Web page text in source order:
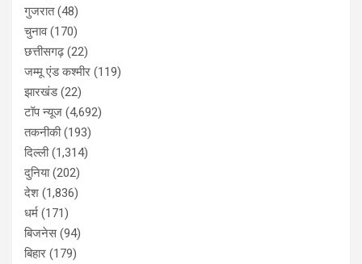
गुजरात(48)
चुनाव(170)
छत्तीसगढ़(22)
जम्मू एंड कश्मीर (119)
झारखंड(22)
टॉप न्यूज (4,692)
तकनीकी(193)
दिल्ली(1,314)
दुनिया(202)
देश (1,836)
धर्म (171)
बिजनेस(94)
बिहार (179)